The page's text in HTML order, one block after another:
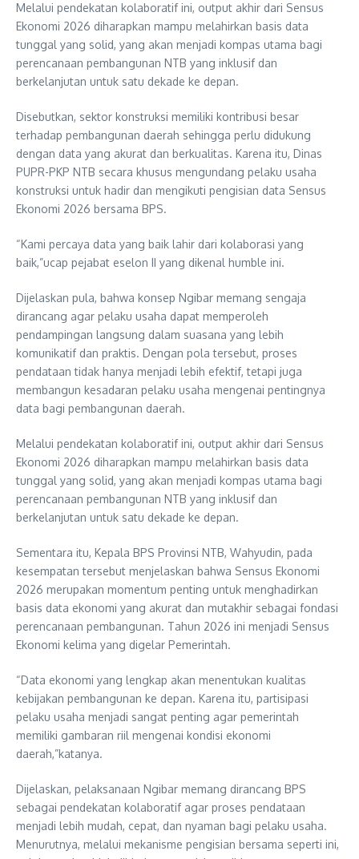
Melalui pendekatan kolaboratif ini, output akhir dari Sensus
Ekonomi 2026 diharapkan mampu melahirkan basis data
tunggal yang solid, yang akan menjadi kompas utama bagi
perencanaan pembangunan NTB yang inklusif dan
berkelanjutan untuk satu dekade ke depan.
Disebutkan, sektor konstruksi memiliki kontribusi besar
terhadap pembangunan daerah sehingga perlu didukung
dengan data yang akurat dan berkualitas. Karena itu, Dinas
PUPR-PKP NTB secara khusus mengundang pelaku usaha
konstruksi untuk hadir dan mengikuti pengisian data Sensus
Ekonomi 2026 bersama BPS.
“Kami percaya data yang baik lahir dari kolaborasi yang
baik,”ucap pejabat eselon II yang dikenal humble ini.
Dijelaskan pula, bahwa konsep Ngibar memang sengaja
dirancang agar pelaku usaha dapat memperoleh
pendampingan langsung dalam suasana yang lebih
komunikatif dan praktis. Dengan pola tersebut, proses
pendataan tidak hanya menjadi lebih efektif, tetapi juga
membangun kesadaran pelaku usaha mengenai pentingnya
data bagi pembangunan daerah.
Melalui pendekatan kolaboratif ini, output akhir dari Sensus
Ekonomi 2026 diharapkan mampu melahirkan basis data
tunggal yang solid, yang akan menjadi kompas utama bagi
perencanaan pembangunan NTB yang inklusif dan
berkelanjutan untuk satu dekade ke depan.
Sementara itu, Kepala BPS Provinsi NTB, Wahyudin, pada
kesempatan tersebut menjelaskan bahwa Sensus Ekonomi
2026 merupakan momentum penting untuk menghadirkan
basis data ekonomi yang akurat dan mutakhir sebagai fondasi
perencanaan pembangunan. Tahun 2026 ini menjadi Sensus
Ekonomi kelima yang digelar Pemerintah.
“Data ekonomi yang lengkap akan menentukan kualitas
kebijakan pembangunan ke depan. Karena itu, partisipasi
pelaku usaha menjadi sangat penting agar pemerintah
memiliki gambaran riil mengenai kondisi ekonomi
daerah,”katanya.
Dijelaskan, pelaksanaan Ngibar memang dirancang BPS
sebagai pendekatan kolaboratif agar proses pendataan
menjadi lebih mudah, cepat, dan nyaman bagi pelaku usaha.
Menurutnya, melalui mekanisme pengisian bersama seperti ini,